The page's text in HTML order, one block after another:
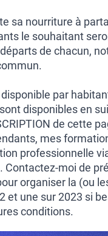
sa nourriture à
le souhaitant
de chacun,
par
disponibles en
de cette
mes
professionnelle
moi de
organiser la (ou
et une sur 2023 si
conditions.